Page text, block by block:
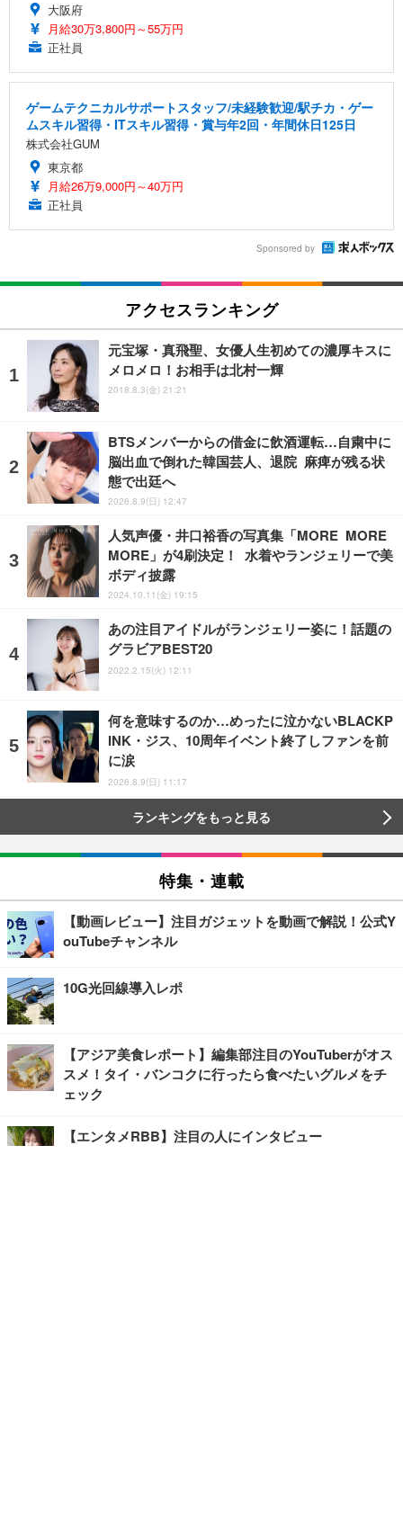
大阪府
月給30万3,800円～55万円
正社員
ゲームテクニカルサポートスタッフ/未経験歓迎/駅チカ・ゲー
ムスキル習得・ITスキル習得・賞与年2回・年間休日125日
株式会社GUM
東京都
月給26万9,000円～40万円
正社員
Sponsored by
アクセスランキング
元宝塚・真飛聖、女優人生初めての濃厚キスに
メロメロ！お相手は北村一輝
2018.8.3(金) 21:21
BTSメンバーからの借金に飲酒運転…自粛中に
脳出血で倒れた韓国芸人、退院 麻痺が残る状
態で出廷へ
2026.8.9(日) 12:47
人気声優・井口裕香の写真集「MORE MORE
MORE」が4刷決定！ 水着やランジェリーで美
ボディ披露
2024.10.11(金) 19:15
あの注目アイドルがランジェリー姿に！話題の
グラビアBEST20
2022.2.15(火) 12:11
何を意味するのか…めったに泣かないBLACKP
INK・ジス、10周年イベント終了しファンを前
に涙
2026.8.9(日) 11:17
ランキングをもっと見る
特集・連載
【動画レビュー】注目ガジェットを動画で解説！公式Y
ouTubeチャンネル
10G光回線導入レポ
【アジア美食レポート】編集部注目のYouTuberがオス
スメ！タイ・バンコクに行ったら食べたいグルメをチ
ェック
【エンタメRBB】注目の人にインタビュー